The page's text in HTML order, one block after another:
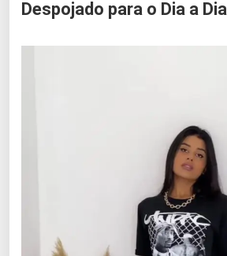
Despojado para o Dia a Dia